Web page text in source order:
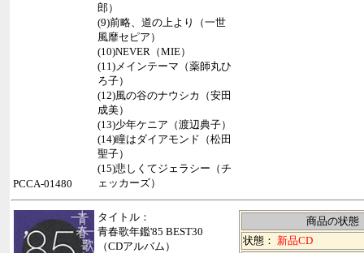
郎）
(9)前略、道の上より（一世
風靡セピア）
(10)NEVER（MIE）
(11)メインテーマ（薬師丸ひ
ろ子）
(12)風の谷のナウシカ（安田
成美）
(13)少年ケニア（渡辺典子）
(14)瞳はダイアモンド（松田
聖子）
(15)悲しくてジェラシー（チ
ェッカーズ）
PCCA-01480
タイトル：
青春歌年鑑'85 BEST30
（CDアルバム）
商品の状態
状態： 新品CD